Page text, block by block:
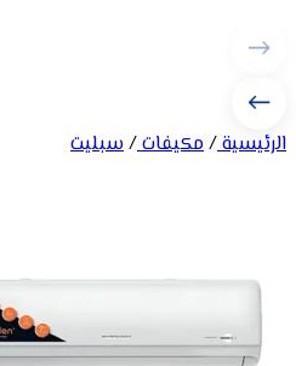
الرئيسية/مكيفات/سبليت